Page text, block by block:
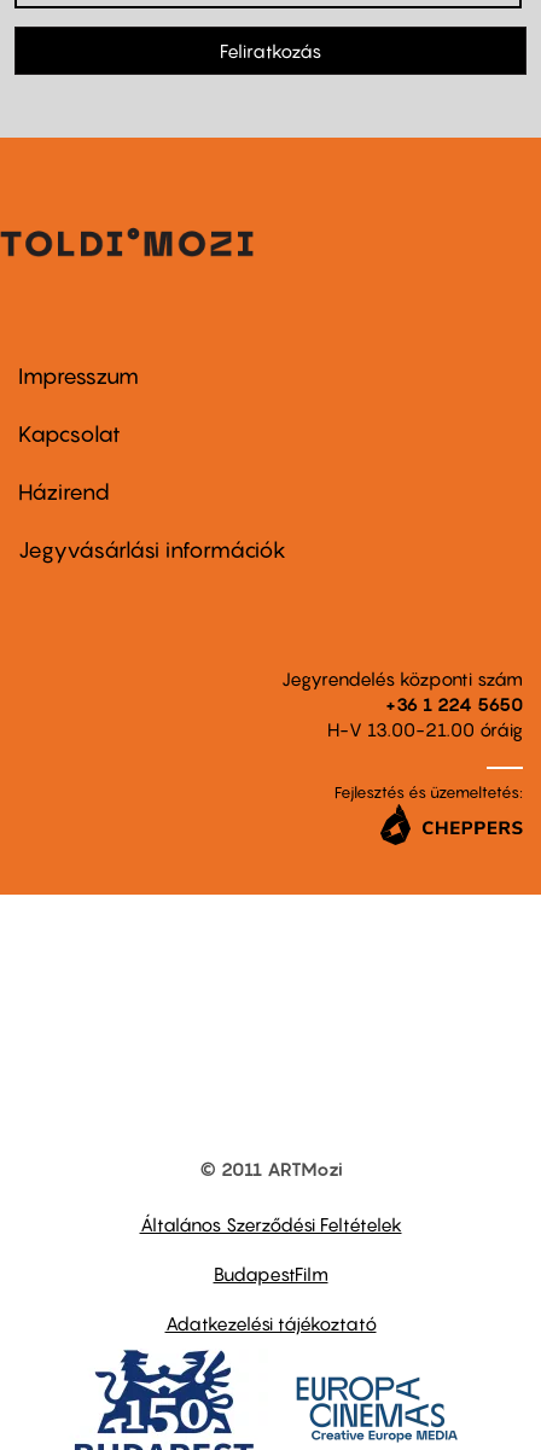
Feliratkozás
Footer
first
Impresszum
Kapcsolat
Footer
second
Házirend
Jegyvásárlási információk
Jegyrendelés központi szám
+36 1 224 5650
H-V 13.00-21.00 óráig
Fejlesztés és üzemeltetés:
© 2011 ARTMozi
Általános Szerződési Feltételek
BudapestFilm
Adatkezelési tájékoztató